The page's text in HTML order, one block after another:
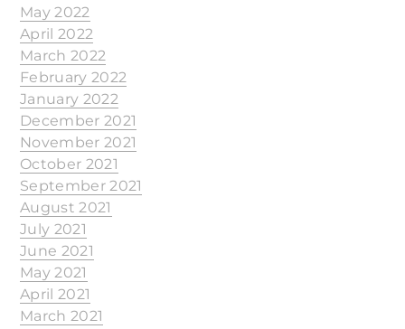
May 2022
April 2022
March 2022
February 2022
January 2022
December 2021
November 2021
October 2021
September 2021
August 2021
July 2021
June 2021
May 2021
April 2021
March 2021